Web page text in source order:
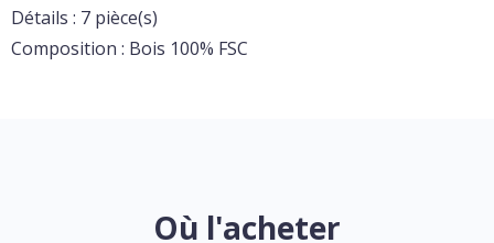
Détails : 7 pièce(s)
Composition : Bois 100% FSC
Où l'acheter